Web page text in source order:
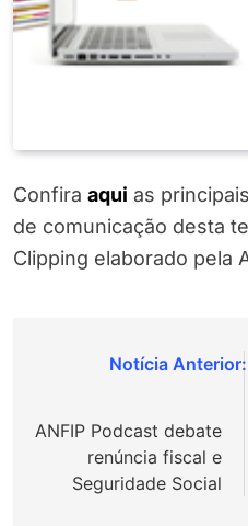
Confira aqui as
de comunicação desta
Clipping elaborado pela
Navegação
Post
ANFIP Podcast debate
renúncia fiscal e
Seguridade Social